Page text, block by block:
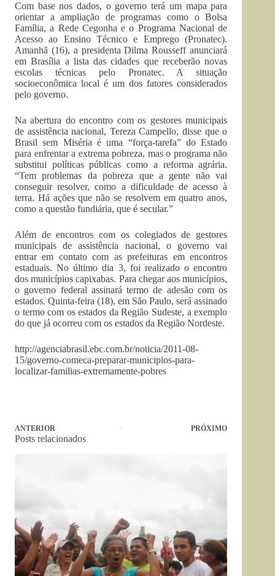
Com base nos dados, o governo terá um mapa para
orientar a ampliação de programas como o Bolsa
Família, a Rede Cegonha e o Programa Nacional de
Acesso ao Ensino Técnico e Emprego (Pronatec).
Amanhã (16), a presidenta Dilma Rousseff anunciará
em Brasília a lista das cidades que receberão novas
escolas técnicas pelo Pronatec. A situação
socioeconômica local é um dos fatores considerados
pelo governo.
Na abertura do encontro com os gestores municipais
de assistência nacional, Tereza Campello, disse que o
Brasil sem Miséria é uma “força-tarefa” do Estado
para enfrentar a extrema pobreza, mas o programa não
substitui políticas públicas como a reforma agrária.
“Tem problemas da pobreza que a gente não vai
conseguir resolver, como a dificuldade de acesso à
terra. Há ações que não se resolvem em quatro anos,
como a questão fundiária, que é secular.”
Além de encontros com os colegiados de gestores
municipais de assistência nacional, o governo vai
entrar em contato com as prefeituras em encontros
estaduais. No último dia 3, foi realizado o encontro
dos municípios capixabas. Para chegar aos municípios,
o governo federal assinará termo de adesão com os
estados. Quinta-feira (18), em São Paulo, será assinado
o termo com os estados da Região Sudeste, a exemplo
do que já ocorreu com os estados da Região Nordeste.
http://agenciabrasil.ebc.com.br/noticia/2011-08-
15/governo-comeca-preparar-municipios-para-
localizar-familias-extremamente-pobres
ANTERIOR PRÓXIMO
Posts relacionados